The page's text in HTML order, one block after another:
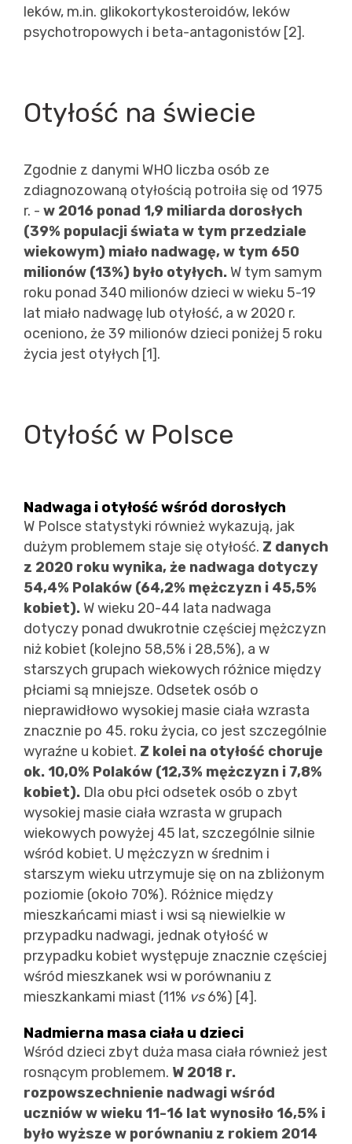
leków, m.in. glikokortykosteroidów, leków
psychotropowych i beta-antagonistów [2].
Otyłość na świecie
Zgodnie z danymi WHO liczba osób ze
zdiagnozowaną otyłością potroiła się od 1975
r. - w 2016 ponad 1,9 miliarda dorosłych
(39% populacji świata w tym przedziale
wiekowym) miało nadwagę, w tym 650
milionów (13%) było otyłych.W tym samym
roku ponad 340 milionów dzieci w wieku 5-19
lat miało nadwagę lub otyłość, a w 2020 r.
oceniono, że 39 milionów dzieci poniżej 5 roku
życia jest otyłych [1].
Otyłość w Polsce
Nadwaga i otyłość wśród dorosłych
W Polsce statystyki również wykazują, jak
dużym problemem staje się otyłość. Z danych
z 2020 roku wynika, że nadwaga dotyczy
54,4% Polaków (64,2% mężczyzn i 45,5%
kobiet).W wieku 20-44 lata nadwaga
dotyczy ponad dwukrotnie częściej mężczyzn
niż kobiet (kolejno 58,5% i 28,5%), a w
starszych grupach wiekowych różnice między
płciami są mniejsze. Odsetek osób o
nieprawidłowo wysokiej masie ciała wzrasta
znacznie po 45. roku życia, co jest szczególnie
wyraźne u kobiet. Z kolei na otyłość choruje
ok. 10,0% Polaków (12,3% mężczyzn i 7,8%
kobiet). Dla obu płci odsetek osób o zbyt
wysokiej masie ciała wzrasta w grupach
wiekowych powyżej 45 lat, szczególnie silnie
wśród kobiet. U mężczyzn w średnim i
starszym wieku utrzymuje się on na zbliżonym
poziomie (około 70%). Różnice między
mieszkańcami miast i wsi są niewielkie w
przypadku nadwagi, jednak otyłość w
przypadku kobiet występuje znacznie częściej
wśród mieszkanek wsi w porównaniu z
mieszkankami miast (11% vs6%) [4].
Nadmierna masa ciała u dzieci
Wśród dzieci zbyt duża masa ciała również jest
rosnącym problemem. W 2018 r.
rozpowszechnienie nadwagi wśród
uczniów w wieku 11-16 lat wynosiło 16,5% i
było wyższe w porównaniu z rokiem 2014